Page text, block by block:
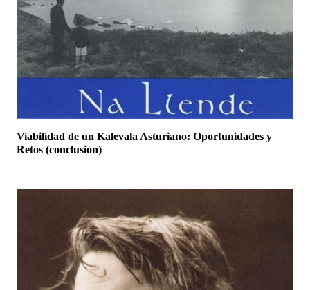
Viabilidad de un Kalevala Asturiano: Oportunidades y
Retos (conclusión)